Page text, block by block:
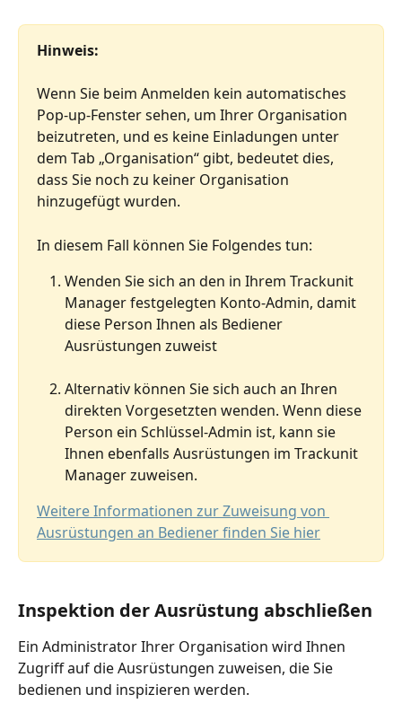
Hinweis:
Wenn Sie beim Anmelden kein automatisches
Pop-up-Fenster sehen, um Ihrer Organisation
beizutreten, und es keine Einladungen unter
dem Tab „Organisation“ gibt, bedeutet dies,
dass Sie noch zu keiner Organisation
hinzugefügt wurden.
In diesem Fall können Sie Folgendes tun:
Wenden Sie sich an den in Ihrem Trackunit
Manager festgelegten Konto-Admin, damit
diese Person Ihnen als Bediener
Ausrüstungen zuweist
Alternativ können Sie sich auch an Ihren
direkten Vorgesetzten wenden. Wenn diese
Person ein Schlüssel-Admin ist, kann sie
Ihnen ebenfalls Ausrüstungen im Trackunit
Manager zuweisen.
Weitere Informationen zur Zuweisung von
Ausrüstungen an Bediener finden Sie hier
Inspektion der Ausrüstung abschließen
Ein Administrator Ihrer Organisation wird Ihnen
Zugriff auf die Ausrüstungen zuweisen, die Sie
bedienen und inspizieren werden.